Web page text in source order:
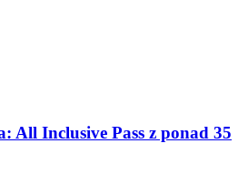
All Inclusive Pass z ponad 35